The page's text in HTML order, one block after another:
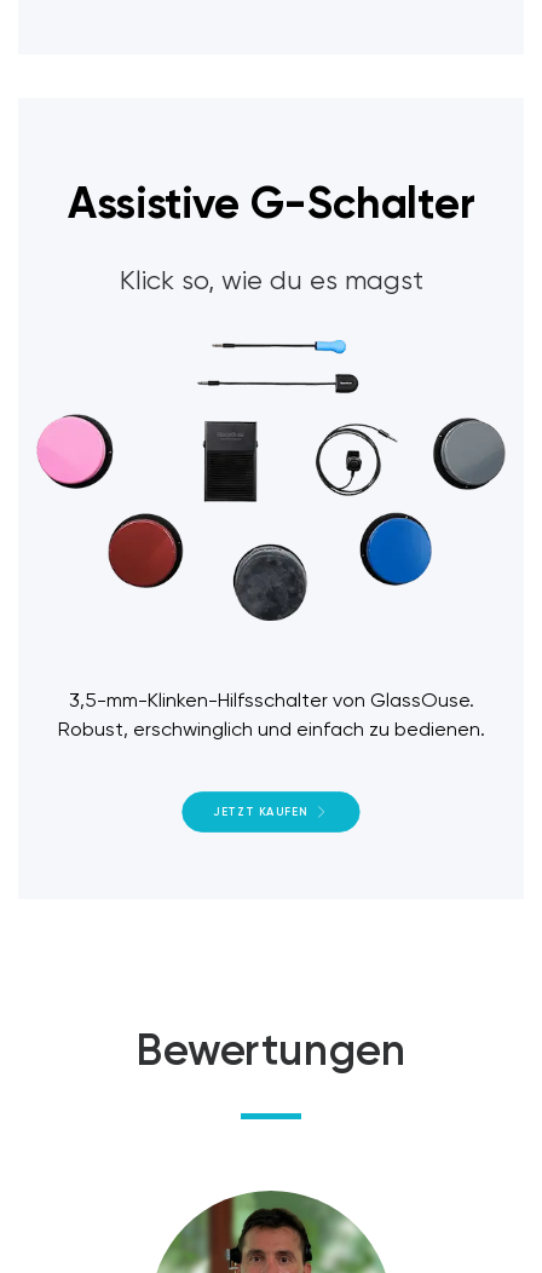
Assistive G-Schalter
Klick so, wie du es magst
3,5-mm-Klinken-Hilfsschalter von GlassOuse.
Robust, erschwinglich und einfach zu bedienen.
JETZT KAUFEN
Bewertungen